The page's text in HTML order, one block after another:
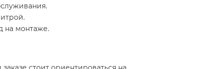
на монтаже.